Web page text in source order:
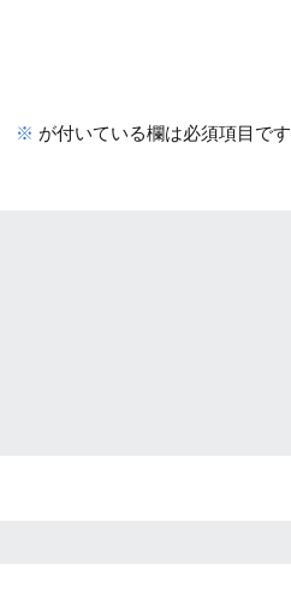
※ が付いている欄は必須項目です